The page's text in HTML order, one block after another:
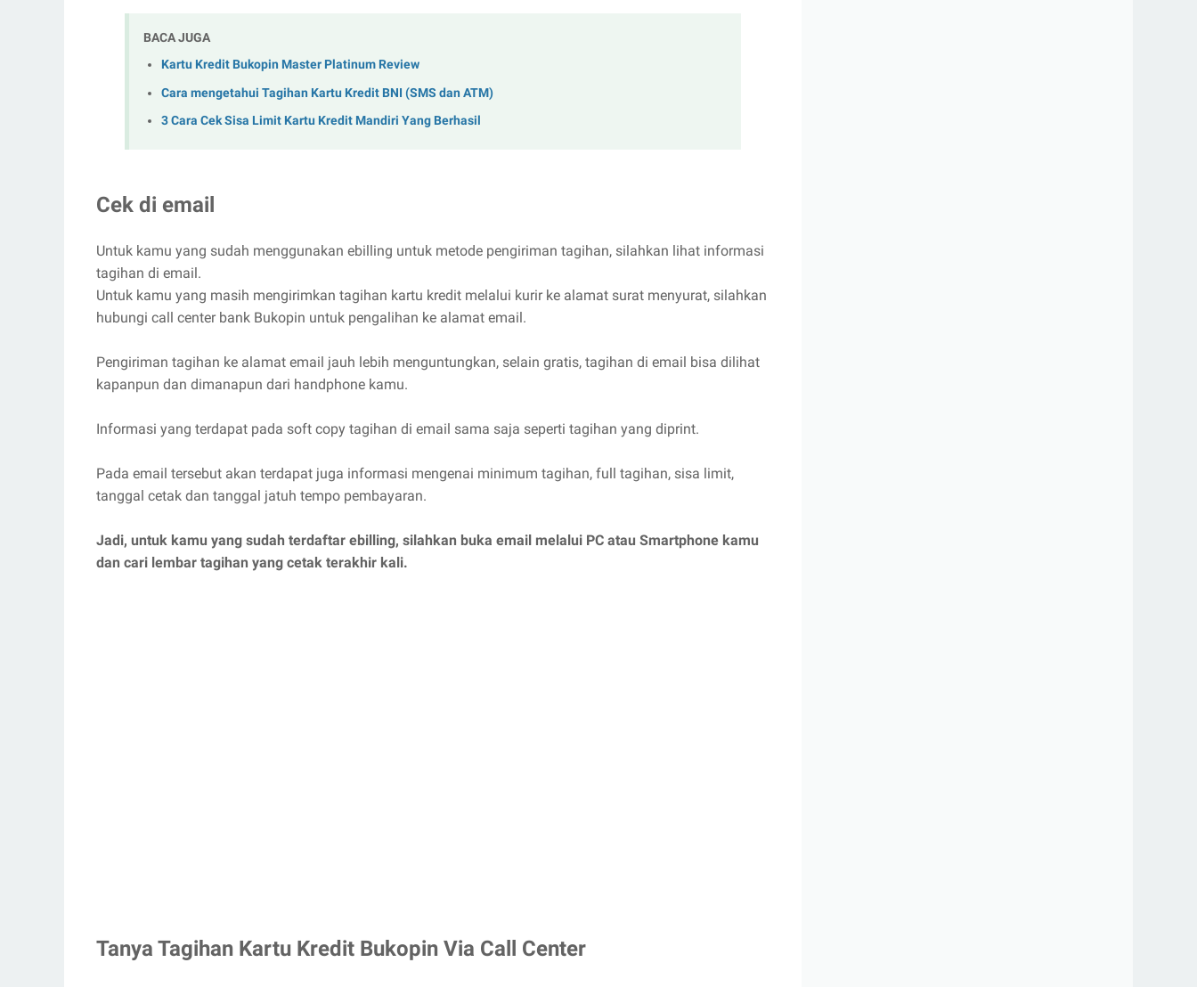
BACA JUGA
Kartu Kredit Bukopin Master Platinum Review
Cara mengetahui Tagihan Kartu Kredit BNI (SMS dan ATM)
3 Cara Cek Sisa Limit Kartu Kredit Mandiri Yang Berhasil
Cek di email
Untuk kamu yang sudah menggunakan ebilling untuk metode pengiriman tagihan, silahkan lihat informasi
tagihan di email.
Untuk kamu yang masih mengirimkan tagihan kartu kredit melalui kurir ke alamat surat menyurat, silahkan
hubungi call center bank Bukopin untuk pengalihan ke alamat email.
Pengiriman tagihan ke alamat email jauh lebih menguntungkan, selain gratis, tagihan di email bisa dilihat
kapanpun dan dimanapun dari handphone kamu.
Informasi yang terdapat pada soft copy tagihan di email sama saja seperti tagihan yang diprint.
Pada email tersebut akan terdapat juga informasi mengenai minimum tagihan, full tagihan, sisa limit,
tanggal cetak dan tanggal jatuh tempo pembayaran.
Jadi, untuk kamu yang sudah terdaftar ebilling, silahkan buka email melalui PC atau Smartphone kamu
dan cari lembar tagihan yang cetak terakhir kali.
Tanya Tagihan Kartu Kredit Bukopin Via Call Center